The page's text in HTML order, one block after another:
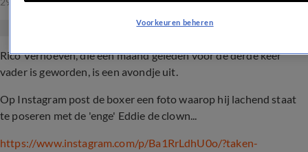
Rico Verhoeven, die een maand geleden voor de derde keer
vader is geworden, is een avondje uit.
Op Instagram post de boxer een foto waarop hij lachend staat
te poseren met de 'enge' Eddie de clown...
https://www.instagram.com/p/Ba1RrLdhU0o/?taken-
Voorkeuren beheren